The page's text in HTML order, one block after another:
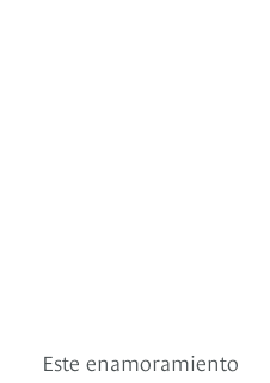
Este enamoramiento